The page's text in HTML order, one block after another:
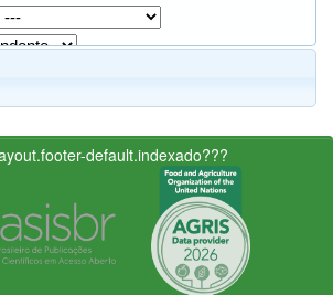
default.indexado???